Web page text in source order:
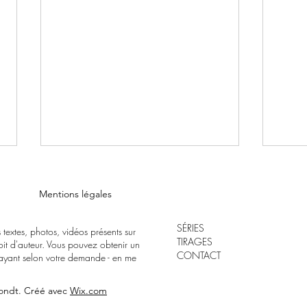
NUIT FAUVE
Mentions légales
photos, vidéos présents sur
d'auteur. Vous pouvez obtenir un
selon votre demande - en me
Créé avec Wix.com
TIRAGES
CONTACT
SÉRIES